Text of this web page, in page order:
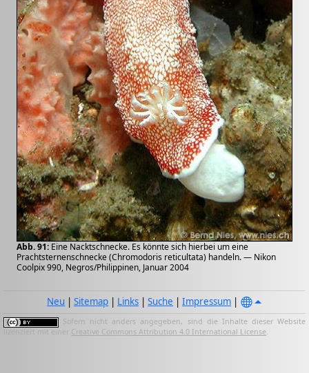
Abb. 91: Eine Nacktschnecke. Es könnte sich hierbei um eine
Prachtsternenschnecke (Chromodoris reticultata) handeln. — Nikon
Coolpix 990, Negros/Philippinen, Januar 2004
Neu |Sitemap | Links |Suche |Impressum |
Sofern nicht anders angegeben, sind die Inhalte dieser Website
lizenziert mit einer Creative Commons Attribution 4.0 International License.